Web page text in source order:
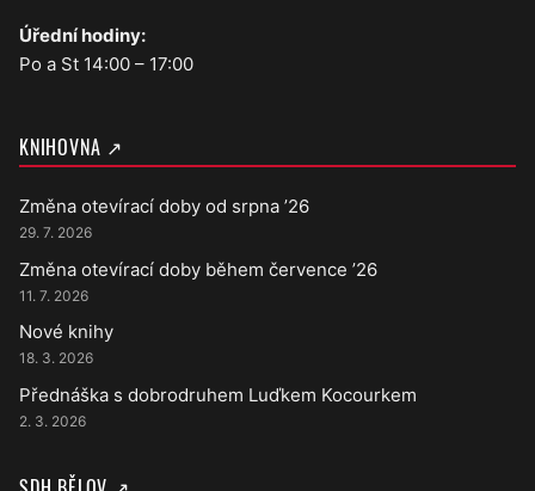
Úřední hodiny:
Po a St 14:00 – 17:00
KNIHOVNA ↗
Změna otevírací doby od srpna ’26
29. 7. 2026
Změna otevírací doby během července ’26
11. 7. 2026
Nové knihy
18. 3. 2026
Přednáška s dobrodruhem Luďkem Kocourkem
2. 3. 2026